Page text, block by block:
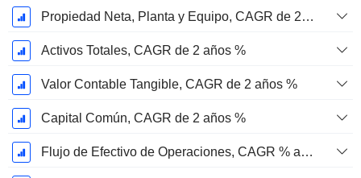
Propiedad Neta, Planta y Equipo, CAGR de 2 años %
Activos Totales, CAGR de 2 años %
Valor Contable Tangible, CAGR de 2 años %
Capital Común, CAGR de 2 años %
Flujo de Efectivo de Operaciones, CAGR % a 2 años